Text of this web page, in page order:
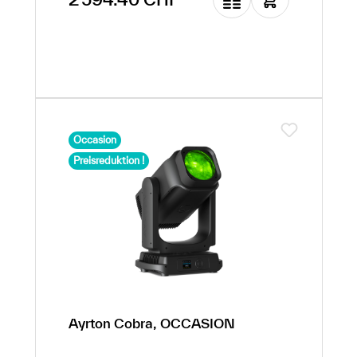
Occasion
Preisreduktion !
Ayrton Cobra, OCCASION